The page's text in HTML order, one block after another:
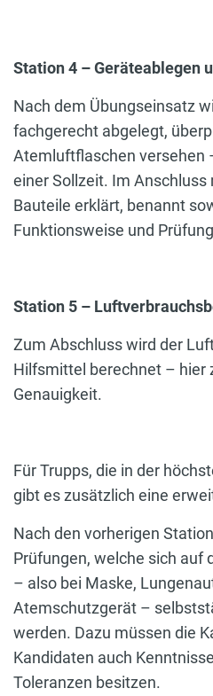
Station 4 – Geräteablegen
Nach dem Übungseinsatz
fachgerecht abgelegt,
Atemluftflaschen versehen
einer Sollzeit. Im
Bauteile erklärt, benannt
Funktionsweise und
Station 5 –
Zum Abschluss wird der
Hilfsmittel berechnet – hier
Genauigkeit.
Für Trupps, die in der
gibt es zusätzlich eine
Nach den vorherigen
Prüfungen, welche sich auf
– also bei Maske,
Atemschutzgerät –
werden. Dazu müssen die
Kandidaten auch
Toleranzen besitzen.